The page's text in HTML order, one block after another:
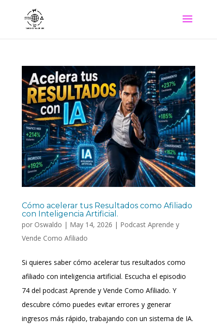
Cómo acelerar tus Resultados como Afiliado
con Inteligencia Artificial.
por Oswaldo | May 14, 2026 | Podcast Aprende y
Vende Como Afiliado
Si quieres saber cómo acelerar tus resultados como
afiliado con inteligencia artificial. Escucha el episodio
74 del podcast Aprende y Vende Como Afiliado. Y
descubre cómo puedes evitar errores y generar
ingresos más rápido, trabajando con un sistema de IA.